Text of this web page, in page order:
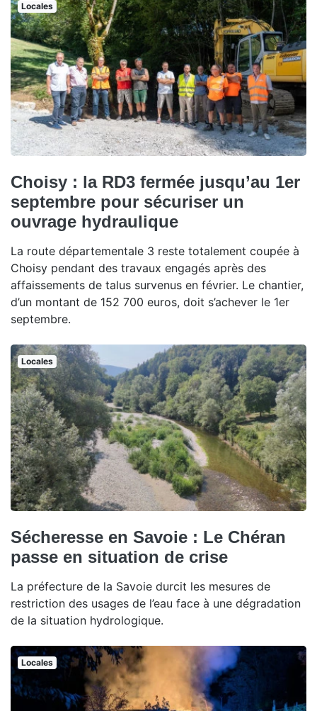
Locales
Choisy : la RD3 fermée jusqu’au 1er
septembre pour sécuriser un
ouvrage hydraulique
La route départementale 3 reste totalement coupée à
Choisy pendant des travaux engagés après des
affaissements de talus survenus en février. Le chantier,
d’un montant de 152 700 euros, doit s’achever le 1er
septembre.
Locales
Sécheresse en Savoie : Le Chéran
passe en situation de crise
La préfecture de la Savoie durcit les mesures de
restriction des usages de l’eau face à une dégradation
de la situation hydrologique.
Locales